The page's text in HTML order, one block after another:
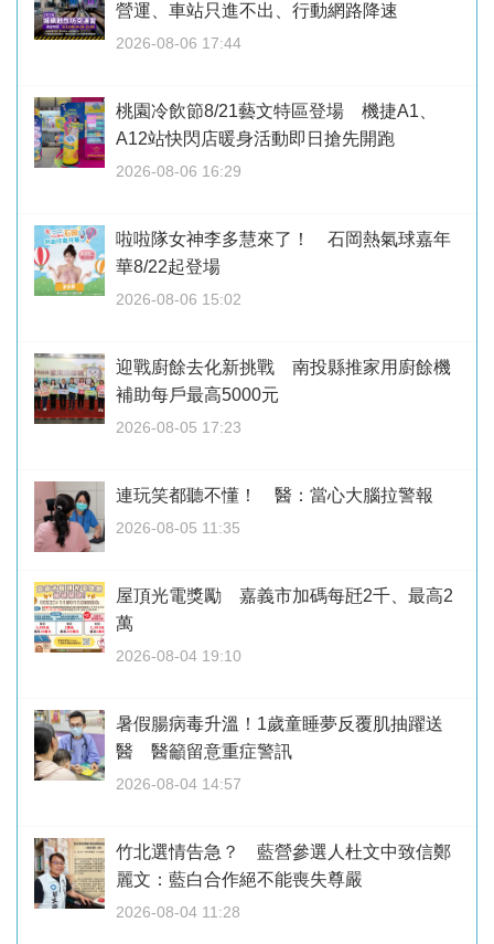
營運、車站只進不出、行動網路降速
2026-08-06 17:44
桃園冷飲節8/21藝文特區登場 機捷A1、
A12站快閃店暖身活動即日搶先開跑
2026-08-06 16:29
啦啦隊女神李多慧來了！ 石岡熱氣球嘉年
華8/22起登場
2026-08-06 15:02
迎戰廚餘去化新挑戰 南投縣推家用廚餘機
補助每戶最高5000元
2026-08-05 17:23
連玩笑都聽不懂！ 醫：當心大腦拉警報
2026-08-05 11:35
屋頂光電獎勵 嘉義市加碼每瓩2千、最高2
萬
2026-08-04 19:10
暑假腸病毒升溫！1歲童睡夢反覆肌抽躍送
醫 醫籲留意重症警訊
2026-08-04 14:57
竹北選情告急？ 藍營參選人杜文中致信鄭
麗文：藍白合作絕不能喪失尊嚴
2026-08-04 11:28